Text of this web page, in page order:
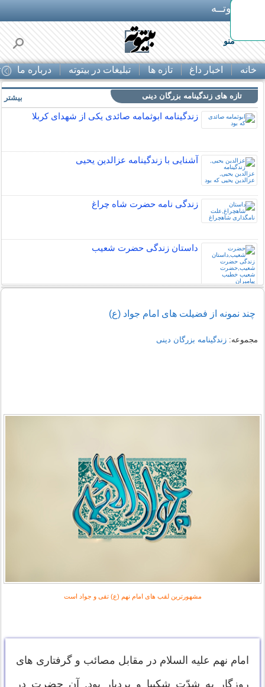
بـیتوتــه
منو
خانه اخبار داغ تازه ها تبلیغات در بیتوته درباره ما
تازه های زندگینامه بزرگان دینی
زندگینامه ابوثمامه صائدی یکی از شهدای کربلا
آشنایی با زندگینامه عزالدین یحیی
زندگی نامه حضرت شاه چراغ
داستان زندگی حضرت شعیب
بیشتر
چند نمونه از فضیلت های امام جواد (ع)
مجموعه:زندگینامه بزرگان دینی
مشهورترین لقب های امام نهم (ع) تقی و جواد است
امام نهم علیه السلام در مقابل مصائب و گرفتاری های
روزگار به شدّت شکیبا و بردبار بود. آن حضرت در